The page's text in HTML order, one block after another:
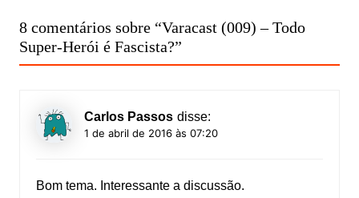
8 comentários sobre “Varacast (009) – Todo
Super-Herói é Fascista?”
Carlos Passos disse:
1 de abril de 2016 às 07:20
Bom tema. Interessante a discussão.